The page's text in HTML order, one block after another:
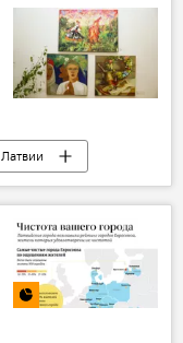
силы
ритуал